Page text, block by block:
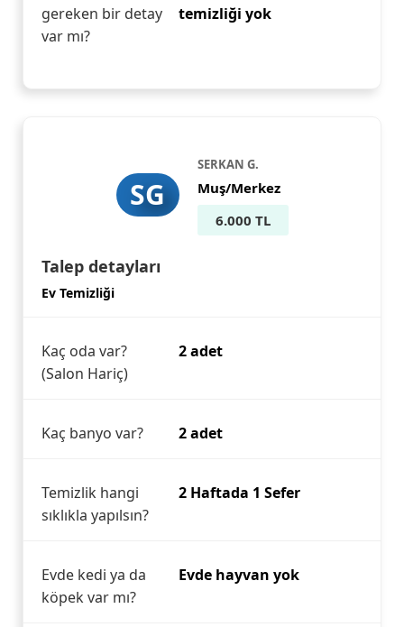
gereken bir detay
var mı?
temizliği yok
SG
SERKAN G.
Muş/Merkez
6.000 TL
Talep detayları
Ev Temizliği
Kaç oda var?
(Salon Hariç)
2 adet
Kaç banyo var? 2 adet
Temizlik hangi
sıklıkla yapılsın?
2 Haftada 1 Sefer
Evde kedi ya da
köpek var mı?
Evde hayvan yok